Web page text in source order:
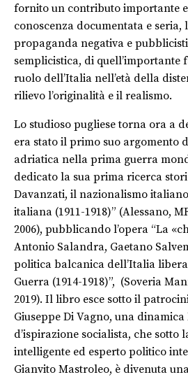
fornito un contributo importante
conoscenza documentata e
propaganda negativa e
semplicistica, di quell’importante
ruolo dell’Italia nell’età della
rilievo l’originalità e il realismo.
Lo studioso pugliese torna ora a
era stato il primo suo argomento
adriatica nella prima guerra
dedicato la sua prima ricerca
Davanzati, il nazionalismo
italiana (1911-1918)” (Alessano,
2006), pubblicando l’opera “La
Antonio Salandra, Gaetano
politica balcanica dell’Italia
Guerra (1914-1918)”, (Soveria
2019). Il libro esce sotto il
Giuseppe Di Vagno, una
d’ispirazione socialista, che sotto
intelligente ed esperto politico
Gianvito Mastroleo, è divenuta